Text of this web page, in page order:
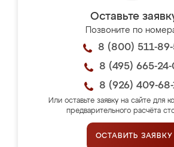
Оставьте
Позвоните по
8 (800) 511-
8 (495) 665-24-
8 (926) 409-68-
Или оставьте заявку на сайте для
предварительного расчёта
ОСТАВИТЬ ЗАЯВКУ